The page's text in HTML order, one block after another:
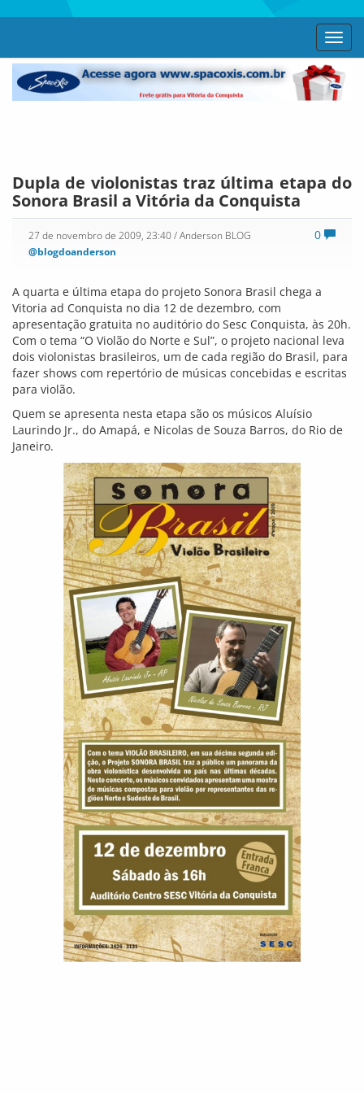
Dupla de violonistas traz última etapa do
Sonora Brasil a Vitória da Conquista
0
27 de novembro de 2009, 23:40/ Anderson BLOG
@blogdoanderson
A quarta e última etapa do projeto Sonora Brasil chega a
Vitoria ad Conquista no dia 12 de dezembro, com
apresentação gratuita no auditório do Sesc Conquista, às 20h.
Com o tema “O Violão do Norte e Sul”, o projeto nacional leva
dois violonistas brasileiros, um de cada região do Brasil, para
fazer shows com repertório de músicas concebidas e escritas
para violão.
Quem se apresenta nesta etapa são os músicos Aluísio
Laurindo Jr., do Amapá, e Nicolas de Souza Barros, do Rio de
Janeiro.